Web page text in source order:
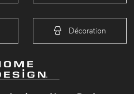
Décoration